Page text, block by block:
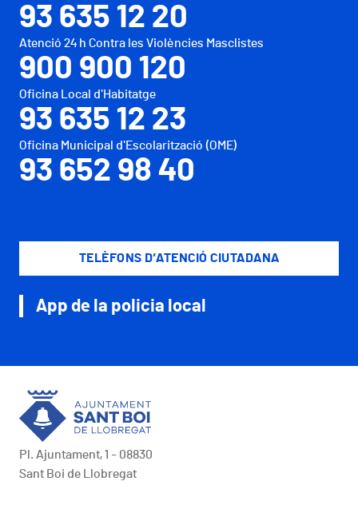
TELÈFONS D’ATENCIÓ CIUTADANA
App de la policia local
93 635 12 20
Atenció 24 h Contra les Violències Masclistes
900 900 120
Oficina Local d'Habitatge
93 635 12 23
Oficina Municipal d'Escolarització (OME)
93 652 98 40
Pl. Ajuntament, 1 - 08830
Sant Boi de Llobregat